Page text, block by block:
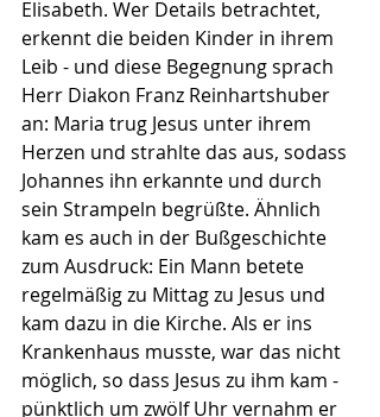
Elisabeth. Wer Details betrachtet,
erkennt die beiden Kinder in ihrem
Leib - und diese Begegnung sprach
Herr Diakon Franz Reinhartshuber
an: Maria trug Jesus unter ihrem
Herzen und strahlte das aus, sodass
Johannes ihn erkannte und durch
sein Strampeln begrüßte. Ähnlich
kam es auch in der Bußgeschichte
zum Ausdruck: Ein Mann betete
regelmäßig zu Mittag zu Jesus und
kam dazu in die Kirche. Als er ins
Krankenhaus musste, war das nicht
möglich, so dass Jesus zu ihm kam -
pünktlich um zwölf Uhr vernahm er